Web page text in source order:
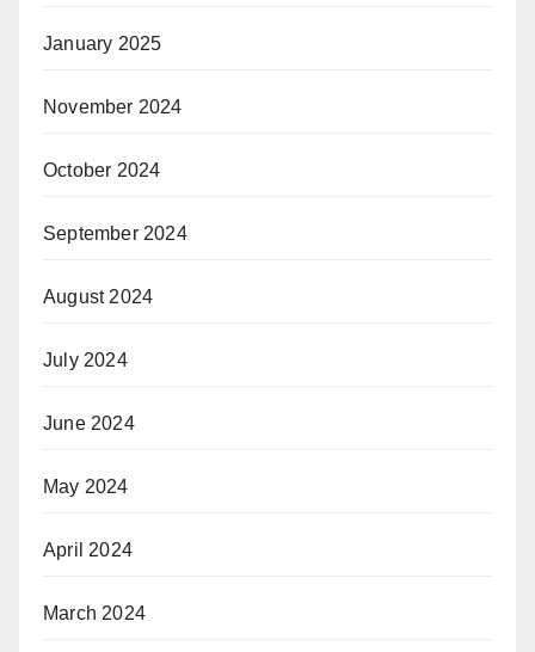
January 2025
November 2024
October 2024
September 2024
August 2024
July 2024
June 2024
May 2024
April 2024
March 2024